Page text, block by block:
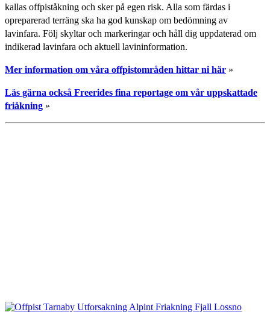
kallas offpiståkning och sker på egen risk. Alla som färdas i
opreparerad terräng ska ha god kunskap om bedömning av
lavinfara. Följ skyltar och markeringar och håll dig uppdaterad om
indikerad lavinfara och aktuell lavininformation.
Mer information om våra offpistområden hittar ni här »
Läs gärna också Freerides fina reportage om vår uppskattade
friåkning »